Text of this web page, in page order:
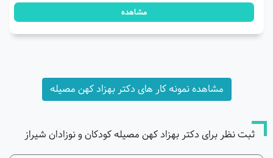
مشاهده
مشاهده نمونه کار های دکتر بهزاد کهن مصیله
ثبت نظر برای دکتر بهزاد کهن مصیله کودکان و نوزادان شیراز